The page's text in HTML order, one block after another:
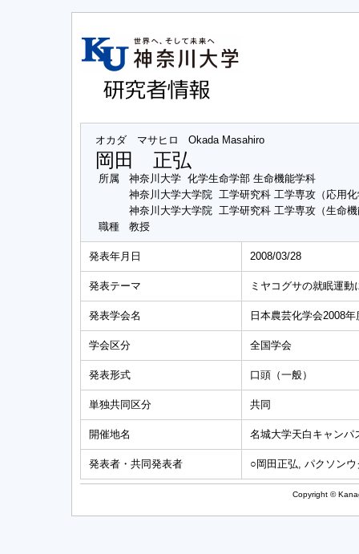
オカダ マサヒロ Okada Masahiro
岡田 正弘
所属
神奈川大学 化学生命学部 生命機能学科
神奈川大学大学院 工学研究科 工学専攻（応用
神奈川大学大学院 工学研究科 工学専攻（生命
職種
教授
発表年月日 2008/03/28
発表テーマ ミヤコグサの就眠運
発表学会名 日本農芸化学会2008
学会区分 全国学会
発表形式 口頭（一般）
単独共同区分 共同
開催地名 名城大学天白キャンパ
発表者・共同発表者 ○岡田正弘, パクソン
Copyright ©